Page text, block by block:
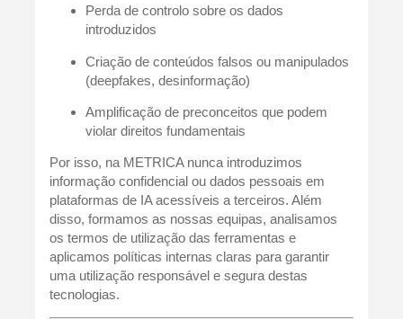
Perda de controlo sobre os dados
introduzidos
Criação de conteúdos falsos ou manipulados
(deepfakes, desinformação)
Amplificação de preconceitos que podem
violar direitos fundamentais
Por isso, na METRICA nunca introduzimos
informação confidencial ou dados pessoais em
plataformas de IA acessíveis a terceiros. Além
disso, formamos as nossas equipas, analisamos
os termos de utilização das ferramentas e
aplicamos políticas internas claras para garantir
uma utilização responsável e segura destas
tecnologias.